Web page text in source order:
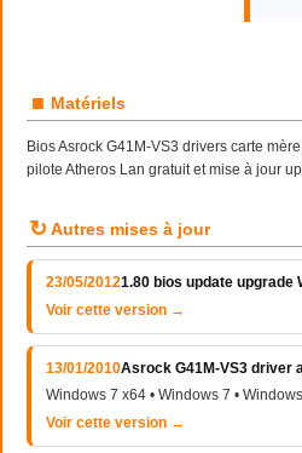
■ Matériels
Bios Asrock G41M-VS3 drivers carte
pilote Atheros Lan gratuit et mise à jour
↻ Autres mises à jour
23/05/20121.80 bios update upgrade
Voir cette version →
13/01/2010Asrock G41M-VS3 driver
Windows 7 x64 • Windows 7 •
Voir cette version →